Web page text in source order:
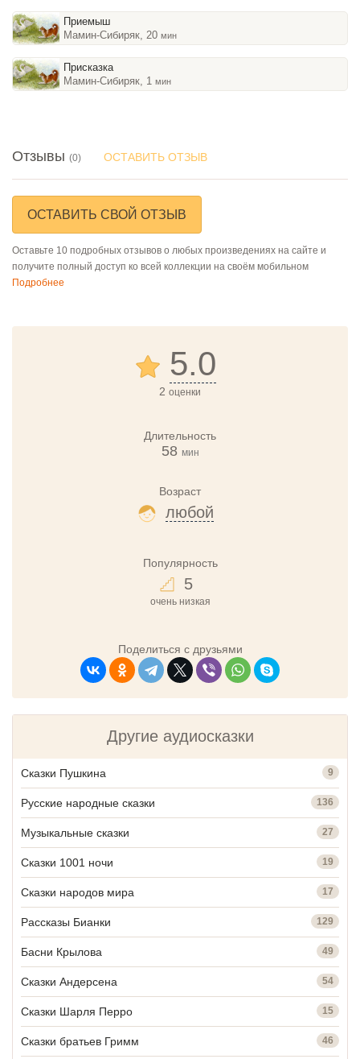
Приемыш
Мамин-Сибиряк, 20 мин
Присказка
Мамин-Сибиряк, 1 мин
Отзывы (0) ОСТАВИТЬ ОТЗЫВ
ОСТАВИТЬ СВОЙ ОТЗЫВ
Оставьте 10 подробных отзывов о любых произведениях на сайте и
получите полный доступ ко всей коллекции на своём мобильном
Подробнее
5.0
2 оценки
Длительность
58 мин
Возраст
любой
Популярность
5
очень низкая
Поделиться с друзьями
Другие аудиосказки
Сказки Пушкина 9
Русские народные сказки 136
Музыкальные сказки 27
Сказки 1001 ночи 19
Сказки народов мира 17
Рассказы Бианки 129
Басни Крылова 49
Сказки Андерсена 54
Сказки Шарля Перро 15
Сказки братьев Гримм 46